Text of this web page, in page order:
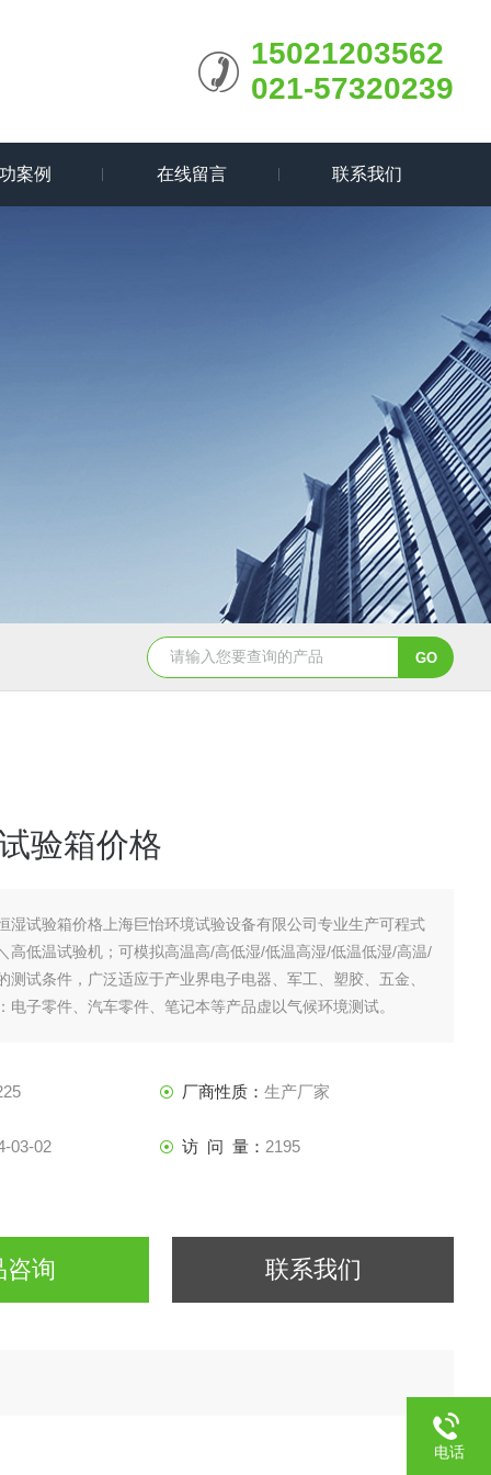
15021203562
021-57320239
案例 在线留言 联系我们
JY-K-48T小型恒温恒湿试验箱半导体行业专用 JY-K-
验箱价格
湿试验箱价格上海巨怡环境试验设备有限公司专业生产可程式
高低温试验机；可模拟高温高/高低湿/低温高湿/低温低湿/高温/
测试条件，广泛适应于产业界电子电器、军工、塑胶、五金、
电子零件、汽车零件、笔记本等产品虚以气候环境测试。
厂商性质：生产厂家
03-02 访 问 量： 2195
咨询 联系我们
电话